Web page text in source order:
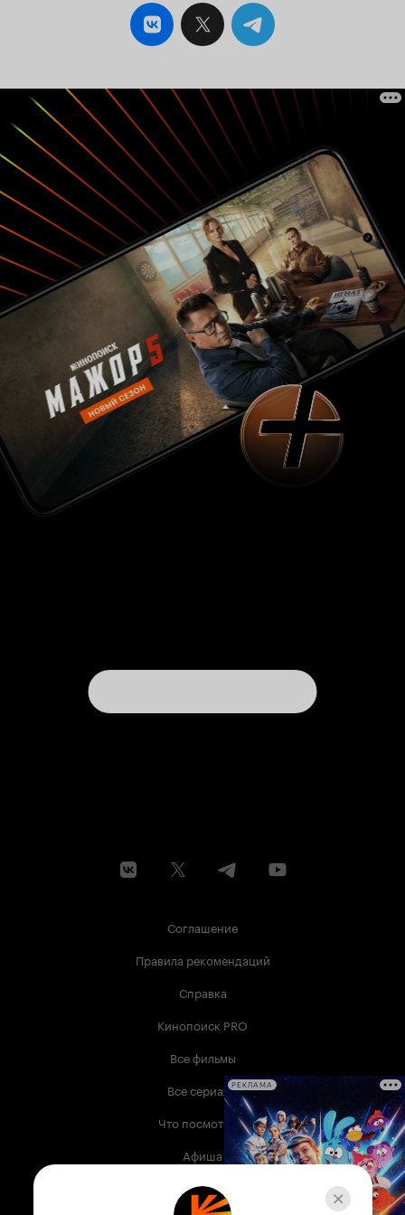
Соглашение
Правила рекомендаций
Справка
Кинопоиск PRO
Все фильмы
Все сериалы
Что посмотреть
Афиша
Музыка
РЕКЛАМА